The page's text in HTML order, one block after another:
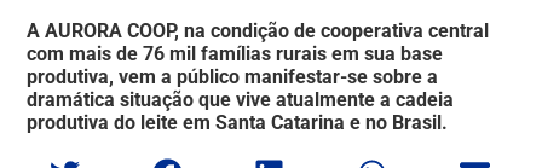
A AURORA COOP, na condição de cooperativa central
com mais de 76 mil famílias rurais em sua base
produtiva, vem a público manifestar-se sobre a
dramática situação que vive atualmente a cadeia
produtiva do leite em Santa Catarina e no Brasil.